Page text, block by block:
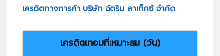
เครดิตทางการค้า บริษัท ฉัตริน ลาเท็กซ์ จำกัด
เครดิตเทอมที่เหมาะสม (วัน)